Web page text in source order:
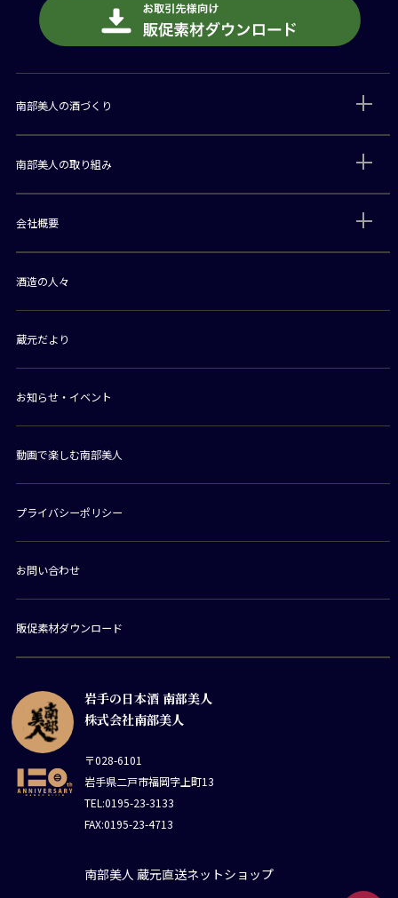
岩手の日本酒 南部美人
株式会社南部美人
〒028-6101
岩手県二戸市福岡字上町13
TEL:0195-23-3133
FAX:0195-23-4713
南部美人 蔵元直送ネットショップ
南部美人の酒づくり
南部美人の取り組み
会社概要
酒造の人々
蔵元だより
お知らせ・イベント
動画で楽しむ南部美人
プライバシーポリシー
お問い合わせ
販促素材ダウンロード